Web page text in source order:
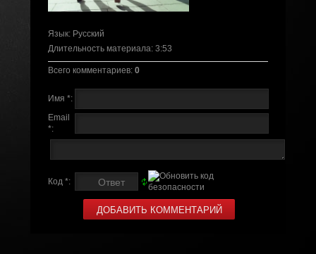
Язык: Русский
Длительность материала: 3:53
Всего комментариев: 0
Имя *:
Email
*:
Код *: